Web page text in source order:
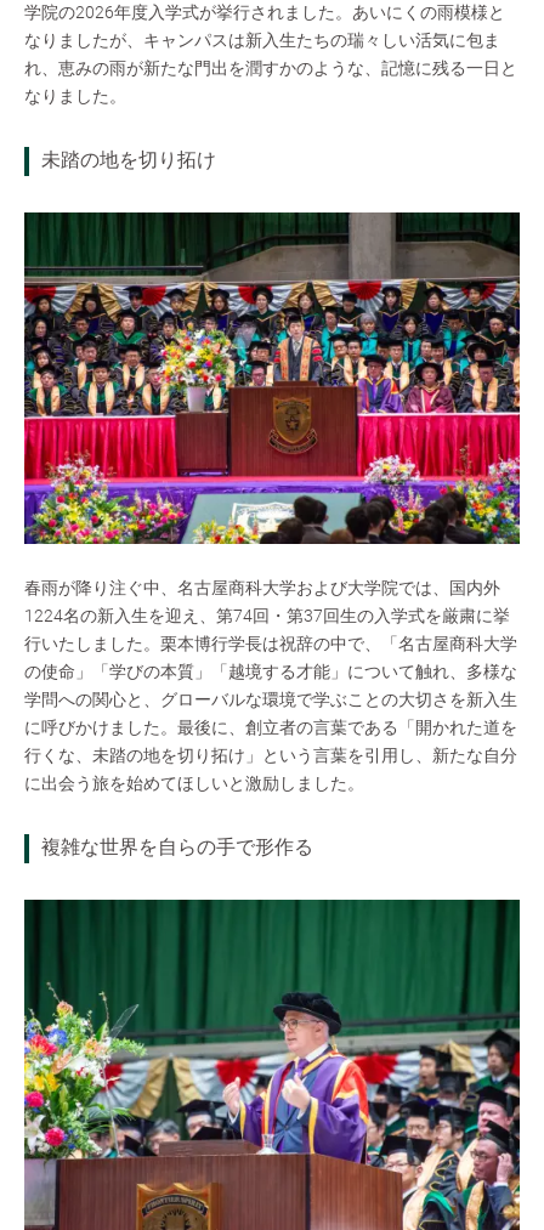
学院の2026年度入学式が挙行されました。あいにくの雨模様と
なりましたが、キャンパスは新入生たちの瑞々しい活気に包ま
れ、恵みの雨が新たな門出を潤すかのような、記憶に残る一日と
なりました。
未踏の地を切り拓け
春雨が降り注ぐ中、名古屋商科大学および大学院では、国内外
1224名の新入生を迎え、第74回・第37回生の入学式を厳粛に挙
行いたしました。栗本博行学長は祝辞の中で、「名古屋商科大学
の使命」「学びの本質」「越境する才能」について触れ、多様な
学問への関心と、グローバルな環境で学ぶことの大切さを新入生
に呼びかけました。最後に、創立者の言葉である「開かれた道を
行くな、未踏の地を切り拓け」という言葉を引用し、新たな自分
に出会う旅を始めてほしいと激励しました。
複雑な世界を自らの手で形作る